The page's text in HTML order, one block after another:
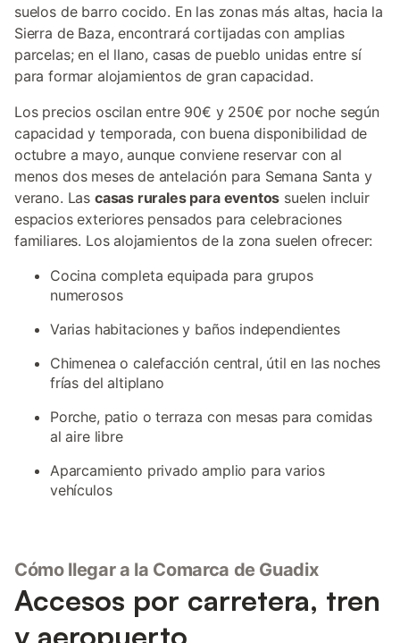
suelos de barro cocido. En las zonas más altas, hacia la
Sierra de Baza, encontrará cortijadas con amplias
parcelas; en el llano, casas de pueblo unidas entre sí
para formar alojamientos de gran capacidad.
Los precios oscilan entre 90€ y 250€ por noche según
capacidad y temporada, con buena disponibilidad de
octubre a mayo, aunque conviene reservar con al
menos dos meses de antelación para Semana Santa y
verano. Las casas rurales para eventos suelen incluir
espacios exteriores pensados para celebraciones
familiares. Los alojamientos de la zona suelen ofrecer:
Cocina completa equipada para grupos
numerosos
Varias habitaciones y baños independientes
Chimenea o calefacción central, útil en las noches
frías del altiplano
Porche, patio o terraza con mesas para comidas
al aire libre
Aparcamiento privado amplio para varios
vehículos
Cómo llegar a la Comarca de Guadix
Accesos por carretera, tren
y aeropuerto